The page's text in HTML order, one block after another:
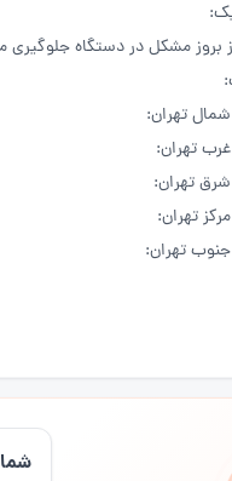
مشکل در دستگاه جلوگیری
تهران:
تهران:
تهران:
تهران:
تهران: